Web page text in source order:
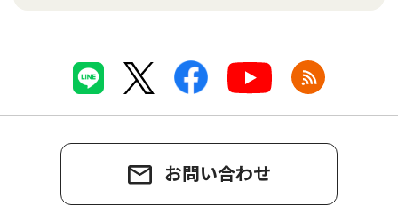
お問い合わせ